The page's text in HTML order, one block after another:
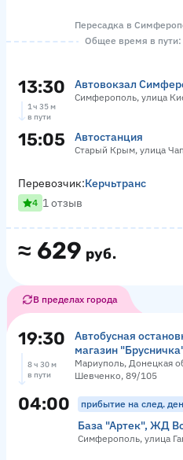
Пересадка в
Общее время в пути:
13:30 Автовокзал
Симферополь, улица
1 ч 35 м
в пути
15:05 Автостанция
Старый Крым, улица
≈ 629 руб.
Перевозчик:Керчьтранс
4 1 отзыв
В пределах города
19:30
Автобусная
магазин
Мариуполь, Донецкая
Шевченко, 89/105
8 ч 30 м
в пути
04:00 прибытие на след.
База "Артек", ЖД
Симферополь, улица